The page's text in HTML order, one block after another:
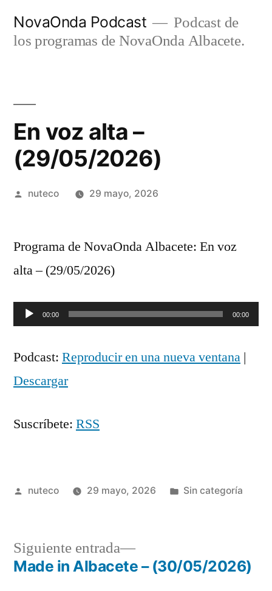
NovaOnda Podcast
Podcast de
los programas de NovaOnda Albacete.
En voz alta –
(29/05/2026)
Publicada
nuteco 29 mayo, 2026
Programa de NovaOnda Albacete: En voz
alta – (29/05/2026)
Reproductor
audio
00:00 00:00
Podcast: Reproducir en una nueva ventana |
Descargar
Suscríbete: RSS
Publicada
nuteco 29 mayo, 2026
Publicada
Sin categoría
Navegación
Siguiente entrada
Siguiente
entrada:
Made in Albacete – (30/05/2026)